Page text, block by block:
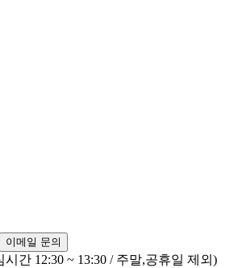
이메일 문의
시간 12:30 ~ 13:30 / 주말,공휴일 제외)